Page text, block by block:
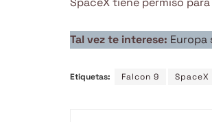
Tal vez te interese: Europa
Etiquetas: Falcon 9 SpaceX